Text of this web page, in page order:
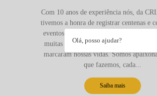
Com 10 anos de experiência nós, da
tivemos a honra de registrar centenas e
eventos. Mais do que isso, podemos
muitas histórias incríveis e conhecer
marcaram nossas vidas. Somos
que fazemos, cada...
Saiba mais
Olá, posso ajudar?